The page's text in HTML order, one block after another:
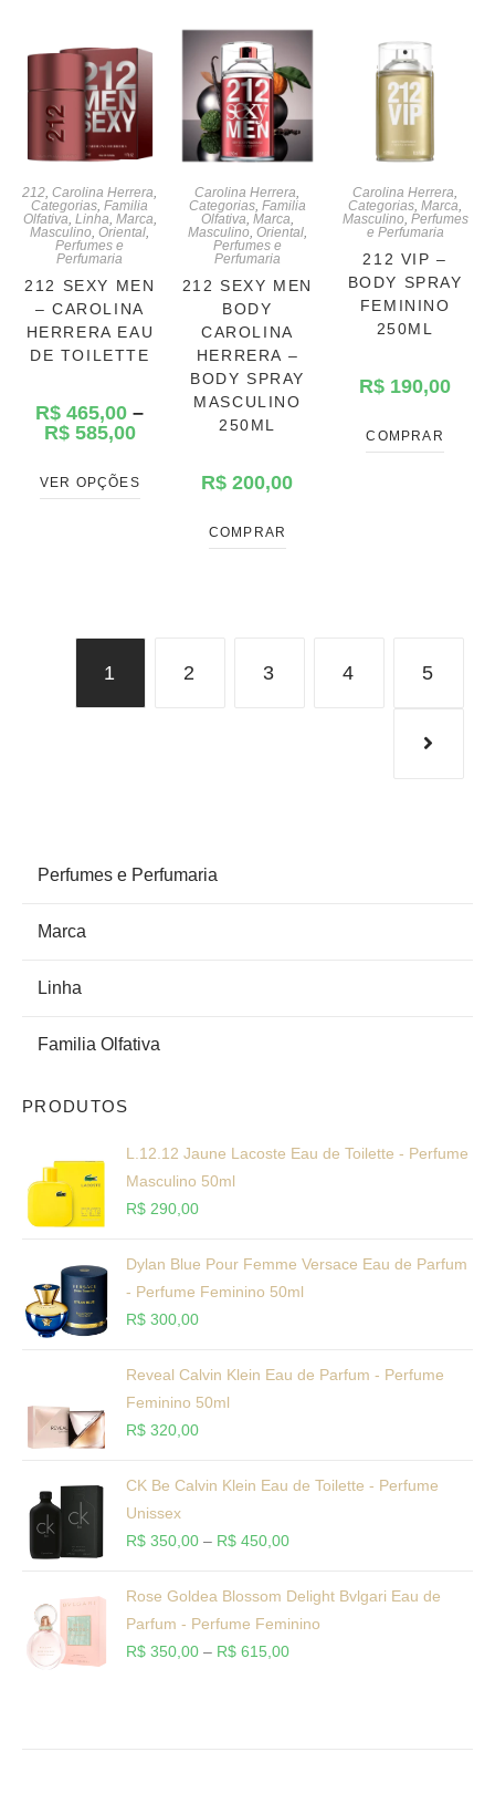
PRODUCT CATEGORIES
Perfumes e Perfumaria
Marca
Linha
Familia Olfativa
PRODUTOS
L.12.12 Jaune Lacoste Eau de Toilette - Perfume
Masculino 50ml
R$ 290,00
Dylan Blue Pour Femme Versace Eau de Parfum
- Perfume Feminino 50ml
R$ 300,00
Reveal Calvin Klein Eau de Parfum - Perfume
Feminino 50ml
R$ 320,00
CK Be Calvin Klein Eau de Toilette - Perfume
Unissex
R$ 350,00 – R$ 450,00
Rose Goldea Blossom Delight Bvlgari Eau de
Parfum - Perfume Feminino
R$ 350,00 – R$ 615,00
212 ,Carolina Herrera
Categorias ,Familia
Olfativa Linha Marca
Masculino ,Oriental
Perfumes e
Perfumaria
212 SEXY MEN
– CAROLINA
HERRERA EAU
DE TOILETTE
R$ 465,00 –
R$585,00
VER OPÇÕES
Carolina Herrera
Categorias, Familia
Olfativa Marca
Masculino, Oriental,
Perfumes e
Perfumaria
212 SEXY MEN
BODY
CAROLINA
HERRERA –
BODY SPRAY
MASCULINO
250ML
R$ 200,00
COMPRAR
Carolina Herrera
Categorias ,Marca
Masculino, Perfumes
e Perfumaria
212 VIP –
BODY SPRAY
FEMININO
250ML
R$ 190,00
COMPRAR
1 2 3 4 5